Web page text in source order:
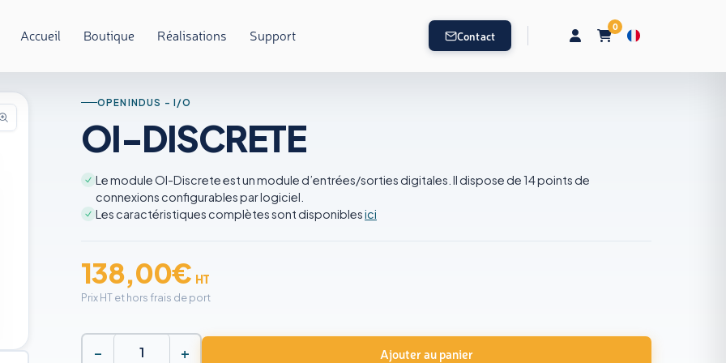
Accueil Boutique Réalisations Support Contact
0
OPENINDUS - I/O
OI-DISCRETE
Le module OI-Discrete est un module d’entrées/sorties digitales. Il dispose de 14 points de
connexions configurables par logiciel.
Les caractéristiques complètes sont disponiblesici
138,00€ HT
Prix HT et hors frais de port
− + Ajouter au panier